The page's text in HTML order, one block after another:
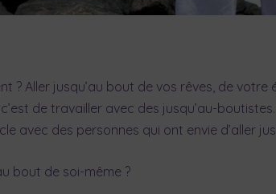
? Aller jusqu’au bout de vos rêves, de
de travailler avec des jusqu’au-
avec des personnes qui ont envie d’aller
bout de soi-même ?